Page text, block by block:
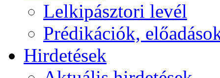
Lelkipásztori levél
Prédikációk,
Hirdetések